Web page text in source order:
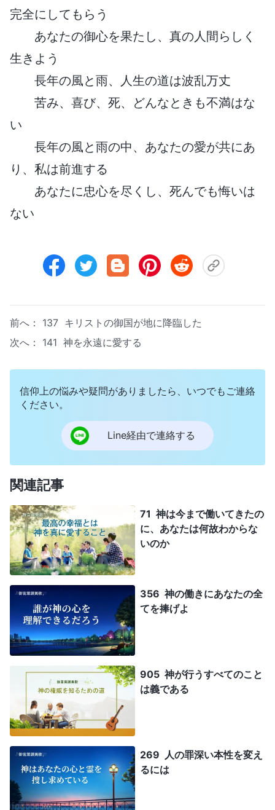
完全にしてもらう
あなたの御心を果たし、真の人間らしく
生きよう
長年の風と雨、人生の道は波乱万丈
苦み、喜び、死、どんなときも不満はな
い
長年の風と雨の中、あなたの愛が共にあ
り、私は前進する
あなたに忠心を尽くし、死んでも悔いは
ない
前へ： 137 キリストの御国が地に降臨した
次へ： 141 神を永遠に愛する
信仰上の悩みや疑問がありましたら、いつでもご連絡
ください。
Line経由で連絡する
関連記事
71 神は今まで働いてきたの
に、あなたは何故わからな
いのか
356 神の働きにあなたの全
てを捧げよ
905 神が行うすべてのこと
は義である
269 人の罪深い本性を変え
るには